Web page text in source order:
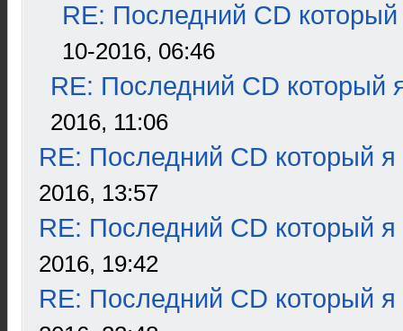
RE: Последний CD который
10-2016, 06:46
RE: Последний CD который
2016, 11:06
RE: Последний CD который я
2016, 13:57
RE: Последний CD который я
2016, 19:42
RE: Последний CD который я